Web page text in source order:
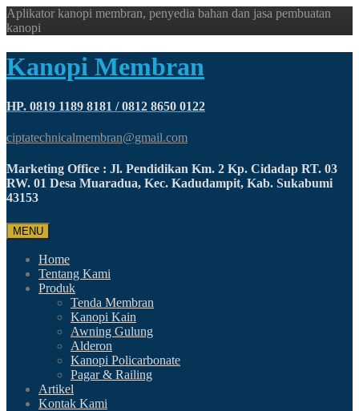
Aplikator kanopi membran, penyedia bahan dan jasa pembuatan
kanopi
Kanopi Membran
HP. 0819 1189 8181 / 0812 8650 0122
ciptatechnicalmembran@gmail.com
Marketing Office : Jl. Pendidikan Km. 2 Kp. Cidadap RT. 03
RW. 01 Desa Muaradua, Kec. Kadudampit, Kab. Sukabumi
43153
MENU
Home
Tentang Kami
Produk
Tenda Membran
Kanopi Kain
Awning Gulung
Alderon
Kanopi Policarbonate
Pagar & Railing
Artikel
Kontak Kami